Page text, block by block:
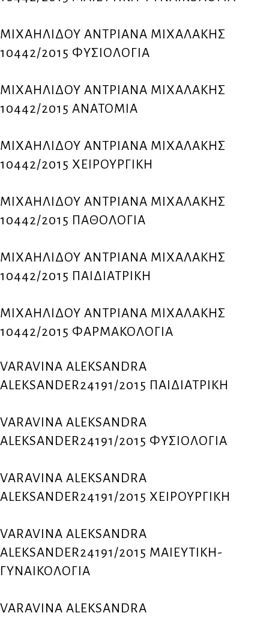
ΜΙΧΑΗΛΙΔΟΥ ΑΝΤΡΙΑΝΑ ΜΙΧΑΛΑΚΗΣ
10442/2015 ΦΥΣΙΟΛΟΓΙΑ
ΜΙΧΑΗΛΙΔΟΥ ΑΝΤΡΙΑΝΑ ΜΙΧΑΛΑΚΗΣ
10442/2015 ΑΝΑΤΟΜΙΑ
ΜΙΧΑΗΛΙΔΟΥ ΑΝΤΡΙΑΝΑ ΜΙΧΑΛΑΚΗΣ
10442/2015 ΧΕΙΡΟΥΡΓΙΚΗ
ΜΙΧΑΗΛΙΔΟΥ ΑΝΤΡΙΑΝΑ ΜΙΧΑΛΑΚΗΣ
10442/2015 ΠΑΘΟΛΟΓΙΑ
ΜΙΧΑΗΛΙΔΟΥ ΑΝΤΡΙΑΝΑ ΜΙΧΑΛΑΚΗΣ
10442/2015 ΠΑΙΔΙΑΤΡΙΚΗ
ΜΙΧΑΗΛΙΔΟΥ ΑΝΤΡΙΑΝΑ ΜΙΧΑΛΑΚΗΣ
10442/2015 ΦΑΡΜΑΚΟΛΟΓΙΑ
VARAVINA ALEKSANDRA
ALEKSANDER24191/2015 ΠΑΙΔΙΑΤΡΙΚΗ
VARAVINA ALEKSANDRA
ALEKSANDER24191/2015 ΦΥΣΙΟΛΟΓΙΑ
VARAVINA ALEKSANDRA
ALEKSANDER24191/2015 ΧΕΙΡΟΥΡΓΙΚΗ
VARAVINA ALEKSANDRA
ALEKSANDER24191/2015 ΜΑΙΕΥΤΙΚΗ-
ΓΥΝΑΙΚΟΛΟΓΙΑ
VARAVINA ALEKSANDRA